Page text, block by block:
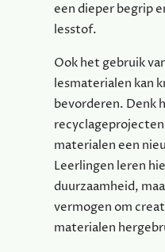
een dieper begrip
lesstof.
Ook het gebruik
lesmaterialen kan
bevorderen. Denk
materialen een
Leerlingen leren
duurzaamheid,
vermogen om
materialen